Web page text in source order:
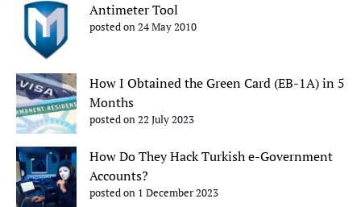
Antimeter Tool
posted on 24 May 2010
How I Obtained the Green Card (EB-1A) in 5
Months
posted on 22 July 2023
How Do They Hack Turkish e-Government
Accounts?
posted on 1 December 2023